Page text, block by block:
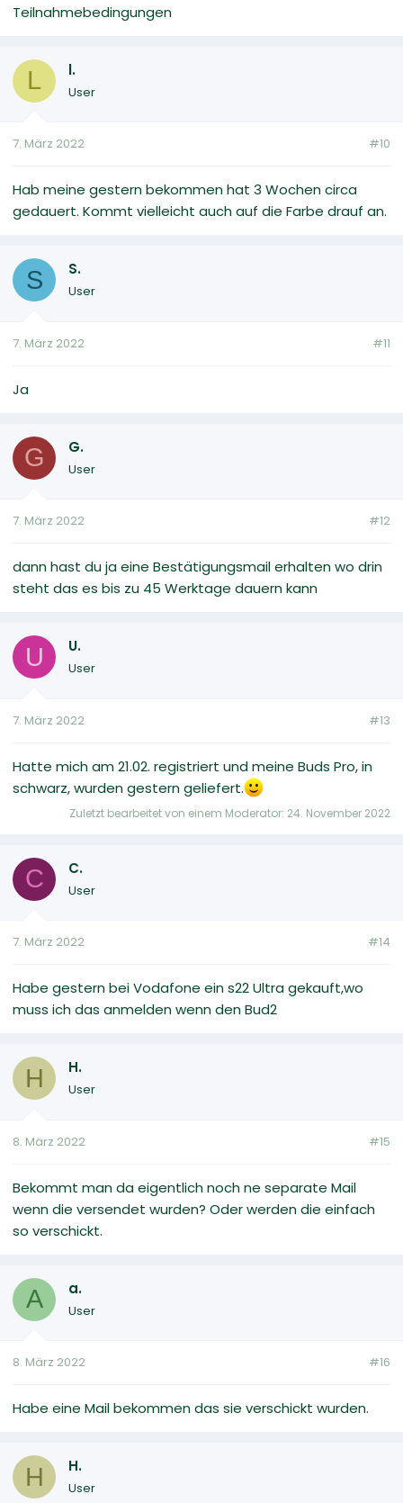
Teilnahmebedingungen
L l.
User
7. März 2022 #10
Hab meine gestern bekommen hat 3 Wochen circa
gedauert. Kommt vielleicht auch auf die Farbe drauf an.
S S.
User
7. März 2022 #11
Ja
G G.
User
7. März 2022 #12
dann hast du ja eine Bestätigungsmail erhalten wo drin
steht das es bis zu 45 Werktage dauern kann
U U.
User
7. März 2022 #13
Hatte mich am 21.02. registriert und meine Buds Pro, in
schwarz, wurden gestern geliefert.
Zuletzt bearbeitet von einem Moderator: 24. November 2022
C C.
User
7. März 2022 #14
Habe gestern bei Vodafone ein s22 Ultra gekauft,wo
muss ich das anmelden wenn den Bud2
H H.
User
8. März 2022 #15
Bekommt man da eigentlich noch ne separate Mail
wenn die versendet wurden? Oder werden die einfach
so verschickt.
A a.
User
8. März 2022 #16
Habe eine Mail bekommen das sie verschickt wurden.
H H.
User